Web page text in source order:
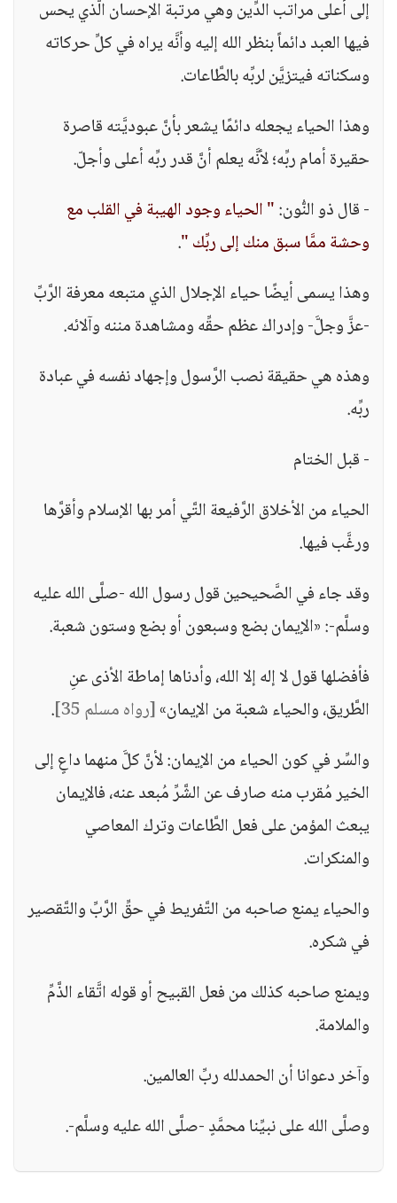
إلى أعلى مراتب الدِّين وهي مرتبة الإحسان الَّذي يحس
فيها العبد دائماً بنظر الله إليه وأنَّه يراه في كلِّ حركاته
وسكناته فيتزيَّن لربِّه بالطَّاعات.
وهذا الحياء يجعله دائمًا يشعر بأنَّ عبوديَّته قاصرة
حقيرة أمام ربِّه؛ لأنَّه يعلم أنَّ قدر ربِّه أعلى وأجلّ.
- قال ذو النُّون:" الحياء وجود الهيبة في القلب مع
وحشة ممَّا سبق منك إلى ربِّك ".
وهذا يسمى أيضًا حياء الإجلال الذي متبعه معرفة الرَّبِّ
-عزَّ وجلَّ- وإدراك عظم حقِّه ومشاهدة مننه وآلائه.
وهذه هي حقيقة نصب الرَّسول وإجهاد نفسه في عبادة
ربِّه.
- قبل الختام
الحياء من الأخلاق الرَّفيعة التَّي أمر بها الإسلام وأقرَّها
ورغَّب فيها.
وقد جاء في الصَّحيحين قول رسول الله -صلَّى الله عليه
وسلَّم-: «الإيمان بضع وسبعون أو بضع وستون شعبة.
فأفضلها قول لا إله إلا الله، وأدناها إماطة الأذى عنِ
الطَّريق، والحياء شعبة من الإيمان»[رواه مسلم 35]
.
والسِّر في كون الحياء من الإيمان: لأنَّ كلَّ منهما داعٍ إلى
الخير مُقرب منه صارف عن الشَّرِّ مُبعد عنه، فالإيمان
يبعث المؤمن على فعل الطَّاعات وترك المعاصي
والمنكرات.
والحياء يمنع صاحبه من التَّفريط في حقِّ الرَّبِّ والتَّقصير
في شكره.
ويمنع صاحبه كذلك من فعل القبيح أو قوله اتَّقاء الذَّمِّ
والملامة.
وآخر دعوانا أن الحمدلله ربِّ العالمين.
وصلَّى الله على نبيِّنا محمَّدٍ -صلَّى الله عليه وسلَّم-.